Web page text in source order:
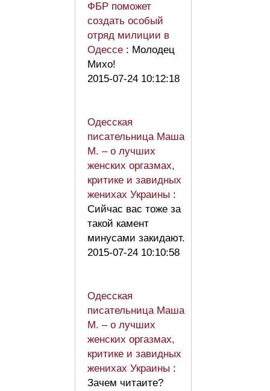
ФБР поможет
создать особый
отряд милиции в
Одессе : Молодец
Михо!
2015-07-24 10:12:18
Одесская
писательница Маша
М. – о лучших
женских оргазмах,
критике и завидных
женихах Украины :
Сийчас вас тоже за
такой камент
минусами закидают.
2015-07-24 10:10:58
Одесская
писательница Маша
М. – о лучших
женских оргазмах,
критике и завидных
женихах Украины :
Зачем читаите?